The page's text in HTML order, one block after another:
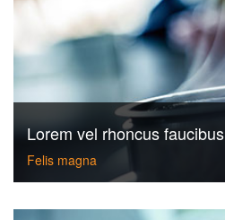
Lorem vel rhoncus faucibus
Felis magna